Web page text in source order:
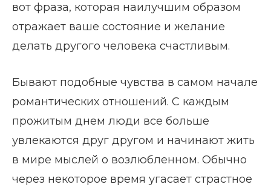
вот фраза, которая наилучшим образом
отражает ваше состояние и желание
делать другого человека счастливым.
Бывают подобные чувства в самом начале
романтических отношений. С каждым
прожитым днем люди все больше
увлекаются друг другом и начинают жить
в мире мыслей о возлюбленном. Обычно
через некоторое время угасает страстное